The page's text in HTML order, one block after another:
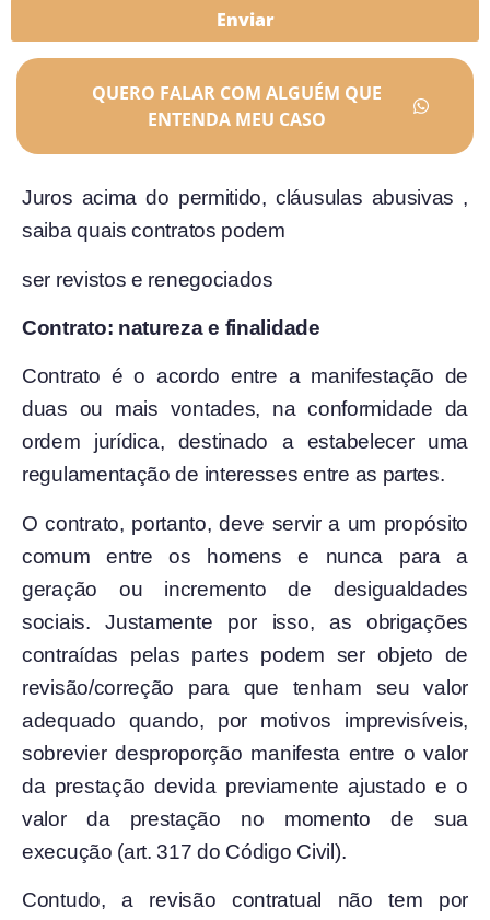
Enviar
QUERO FALAR COM ALGUÉM QUE
ENTENDA MEU CASO
Juros acima do permitido, cláusulas abusivas ,
saiba quais contratos podem
ser revistos e renegociados
Contrato: natureza e finalidade
Contrato é o acordo entre a manifestação de
duas ou mais vontades, na conformidade da
ordem jurídica, destinado a estabelecer uma
regulamentação de interesses entre as partes.
O contrato, portanto, deve servir a um propósito
comum entre os homens e nunca para a
geração ou incremento de desigualdades
sociais. Justamente por isso, as obrigações
contraídas pelas partes podem ser objeto de
revisão/correção para que tenham seu valor
adequado quando, por motivos imprevisíveis,
sobrevier desproporção manifesta entre o valor
da prestação devida previamente ajustado e o
valor da prestação no momento de sua
execução (art. 317 do Código Civil).
Contudo, a revisão contratual não tem por